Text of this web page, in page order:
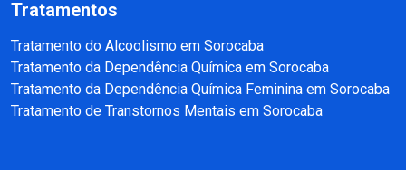
Tratamentos
Tratamento do Alcoolismo em Sorocaba
Tratamento da Dependência Química em Sorocaba
Tratamento da Dependência Química Feminina em Sorocaba
Tratamento de Transtornos Mentais em Sorocaba